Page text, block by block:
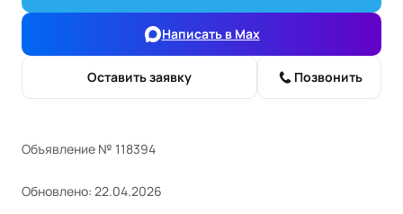
Написать в Max
Оставить заявку Позвонить
Объявление № 118394
Обновлено: 22.04.2026